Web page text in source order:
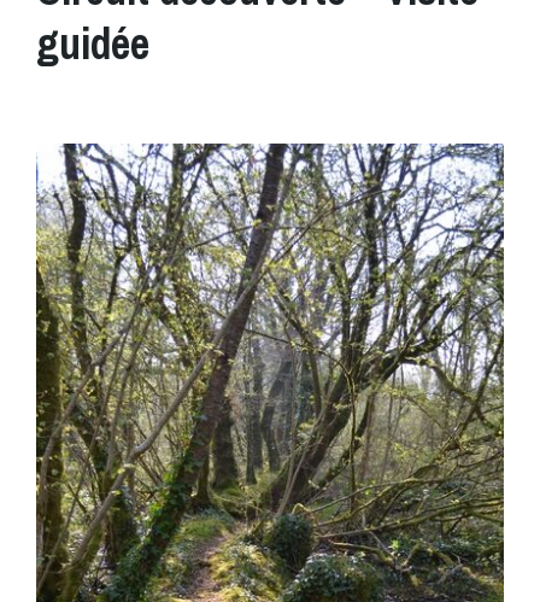
guidée